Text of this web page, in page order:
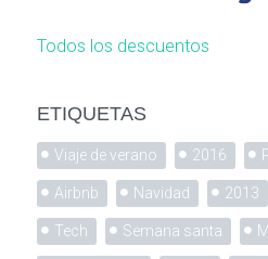
Todos los descuentos
ETIQUETAS
Viaje de verano 2016
Airbnb Navidad 2013
Tech Semana santa